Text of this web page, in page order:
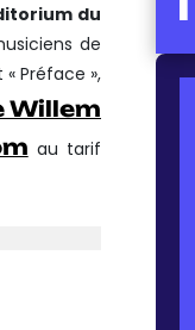
du
de
Préface »,
Willem
au tarif